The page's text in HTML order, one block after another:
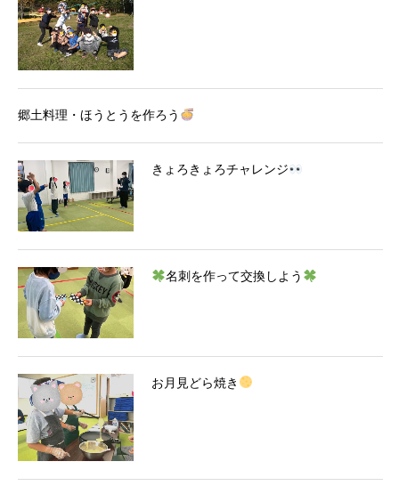
郷土料理・ほうとうを作ろう
きょろきょろチャレンジ
名刺を作って交換しよう
お月見どら焼き